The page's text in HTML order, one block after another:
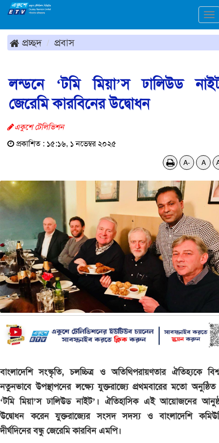
প্রচ্ছদ প্রবাস
লন্ডনে ‘টমি মিয়া’স ঢালিউড
জেরেমি কারবিনের উদ্বোধন
একুশে টেলিভিশন
প্রকাশিত : ১৫:১৬, ১ নভেম্বর ২০২৫
A- A
বাংলাদেশি সংস্কৃতি, চলচ্চিত্র ও অতিথিপরায়ণতার ঐতিহ্যকে
নতুনভাবে উপস্থাপনের লক্ষ্যে যুক্তরাজ্যে প্রথমবারের মতো
‘টমি মিয়া’স ঢালিউড নাইট’। ঐতিহাসিক এই আয়োজনের
উদ্বোধন করেন যুক্তরাজ্যের সংসদ সদস্য ও বাংলাদেশি
দীর্ঘদিনের বন্ধু জেরেমি কারবিন এমপি।